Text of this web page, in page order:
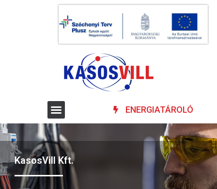
ENERGIATÁROLÓ
KasosVill Kft.